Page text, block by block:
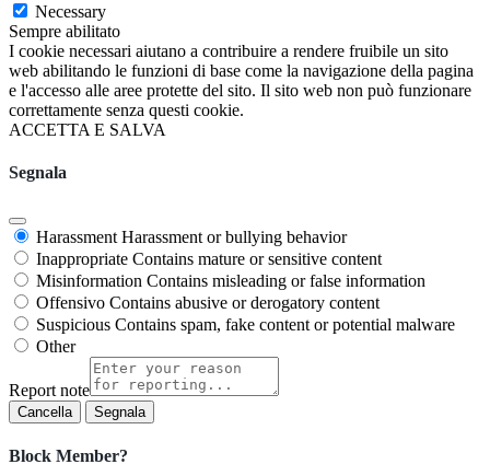
Necessary
Sempre abilitato
I cookie necessari aiutano a contribuire a rendere fruibile un sito
web abilitando le funzioni di base come la navigazione della pagina
e l'accesso alle aree protette del sito. Il sito web non può funzionare
correttamente senza questi cookie.
ACCETTA E SALVA
Segnala
Harassment Harassment or bullying behavior
Inappropriate Contains mature or sensitive content
Misinformation Contains misleading or false information
Offensivo Contains abusive or derogatory content
Suspicious Contains spam, fake content or potential malware
Other
Report note
Segnala
Block Member?